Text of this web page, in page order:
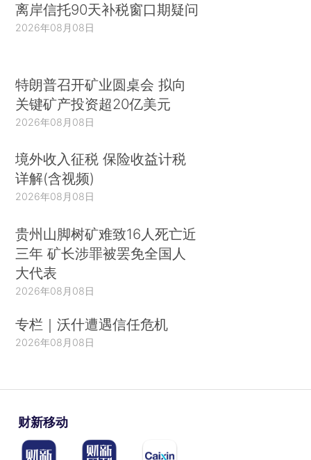
离岸信托90天补税窗口期疑问
2026年08月08日
特朗普召开矿业圆桌会 拟向
关键矿产投资超20亿美元
2026年08月08日
境外收入征税 保险收益计税
详解(含视频)
2026年08月08日
贵州山脚树矿难致16人死亡近
三年 矿长涉罪被罢免全国人
大代表
2026年08月08日
专栏｜沃什遭遇信任危机
2026年08月08日
财新移动